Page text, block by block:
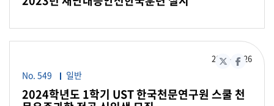
용 불가 * 사진의 저작권은 촬영자에게 있으므로 별도의 이용 동
항은 대국민홍보팀(042-865-3280/dongminj@kasi.re.kr)으로
연락주시기 바랍니다. 천문력의 구성 1월 달력 월령에 따른 달의
모양 염소자리 Capricon 12.22.~1.19.탄생별자리 1월 4~ 5일 사
분의자리 유성우 올해 사분의자리 유성우의 극대기는 1월 4일 18
시이고 시간당 최대 관측 가능한 유성수(ZHR)는 약 80개다. 극대
기 시간이 초저녁이고 5일 새벽 1시쯤 반달이 떠오르기 때문에 관
NDA again). 2) Distribution of RFP: KASI will provide RFP
2023 15:00 in Korean local time 3. Point of Contact for
Bidding 1) Contractual matters: KASI Procurement Team,
SangYi Lee / 2sang22@kasi.re.kr 2) Technical matters:
KASI Space Science Division, Hyung-Chul Lim /
26
2023-09
No. 549 일반
2024학년도 1학기 UST 한국천문연구원 스쿨 천
X(구 트위터)
페이스북